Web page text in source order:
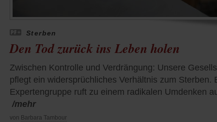
Sterben
Den Tod zurück ins Leben holen
Zwischen Kontrolle und Verdrängung: Unsere
pflegt ein widersprüchliches Verhältnis zum Sterben.
Expertengruppe ruft zu einem radikalen Umdenken
/mehr
von Barbara Tambour